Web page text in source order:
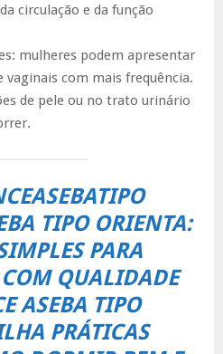
circulação e da função
mulheres podem apresentar
vaginais com mais frequência.
de pele ou no trato urinário
TIPO ORIENTA:
PARA
COM QUALIDADE
ASEBA TIPO
PRÁTICAS